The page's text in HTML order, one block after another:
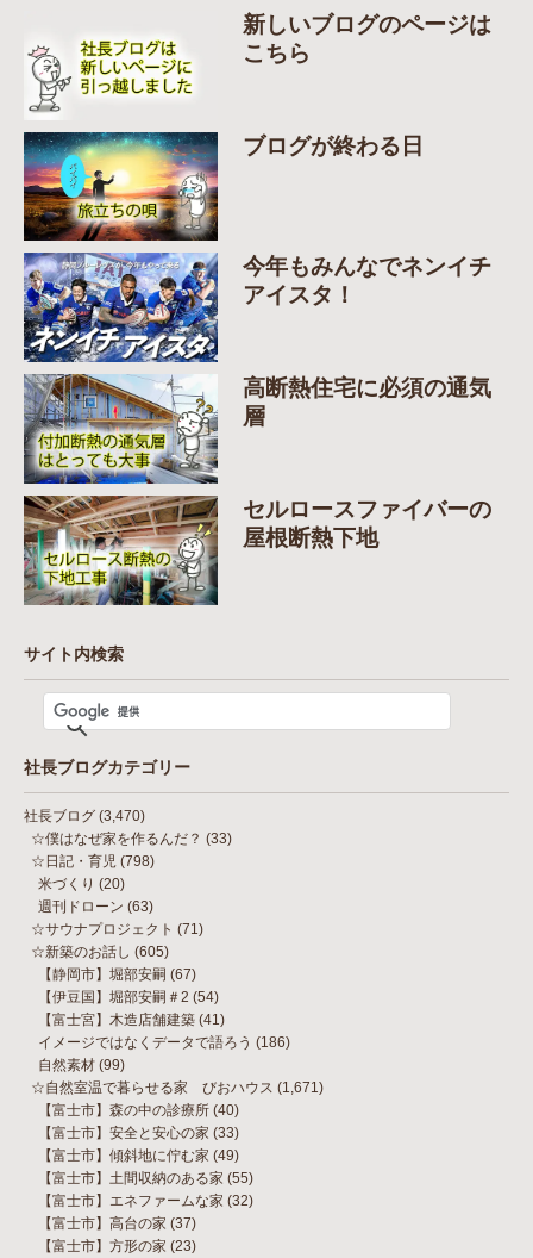
新しいブログのページは
こちら
ブログが終わる日
今年もみんなでネンイチ
アイスタ！
高断熱住宅に必須の通気
層
セルロースファイバーの
屋根断熱下地
サイト内検索
社長ブログカテゴリー
社長ブログ (3,470)
☆僕はなぜ家を作るんだ？ (33)
☆日記・育児 (798)
米づくり (20)
週刊ドローン (63)
☆サウナプロジェクト (71)
☆新築のお話し (605)
【静岡市】堀部安嗣 (67)
【伊豆国】堀部安嗣＃2 (54)
【富士宮】木造店舗建築 (41)
イメージではなくデータで語ろう (186)
自然素材 (99)
☆自然室温で暮らせる家 びおハウス (1,671)
【富士市】森の中の診療所 (40)
【富士市】安全と安心の家 (33)
【富士市】傾斜地に佇む家 (49)
【富士市】土間収納のある家 (55)
【富士市】エネファームな家 (32)
【富士市】高台の家 (37)
【富士市】方形の家 (23)